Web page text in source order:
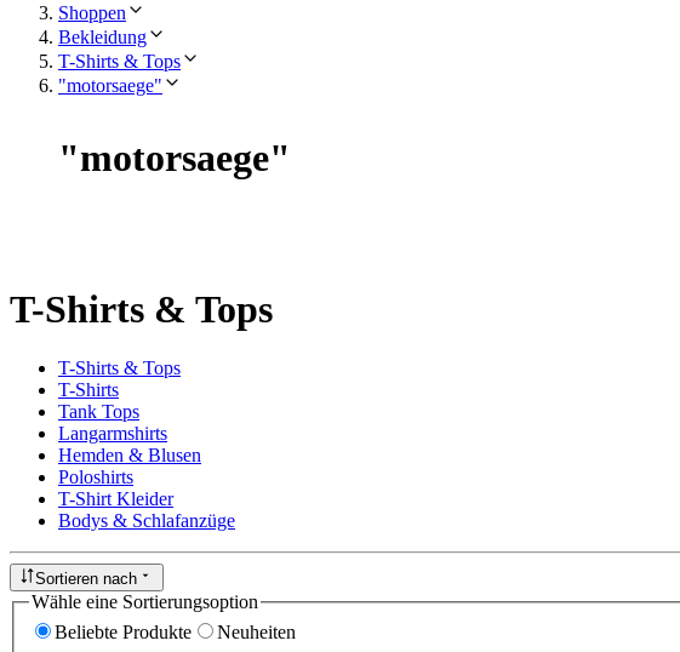
Shoppen
Bekleidung
T-Shirts & Tops
"motorsaege"
"motorsaege"
T-Shirts & Tops
T-Shirts & Tops
T-Shirts
Tank Tops
Langarmshirts
Hemden & Blusen
Poloshirts
T-Shirt Kleider
Bodys & Schlafanzüge
Sortieren nach
Wähle eine Sortierungsoption
Beliebte Produkte
Neuheiten